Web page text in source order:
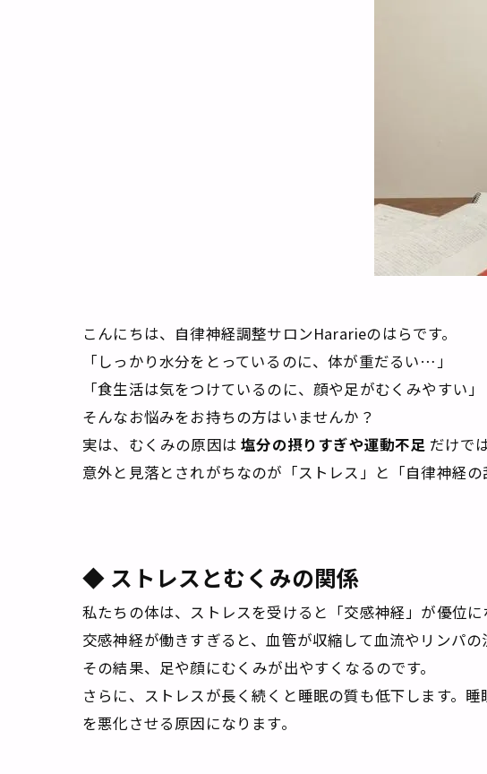
こんにちは、自律神経調整サロンHararieのはらです。
「しっかり水分をとっているのに、体が重だるい…」
「食生活は気をつけているのに、顔や足がむくみやすい」
そんなお悩みをお持ちの方はいませんか？
実は、むくみの原因は塩分の摂りすぎや運動不足 だけで
意外と見落とされがちなのが「ストレス」と「自律神経の
◆ ストレスとむくみの関係
私たちの体は、ストレスを受けると「交感神経」が優位に
交感神経が働きすぎると、血管が収縮して血流やリンパ
その結果、足や顔にむくみが出やすくなるのです。
さらに、ストレスが長く続くと睡眠の質も低下します。
を悪化させる原因になります。